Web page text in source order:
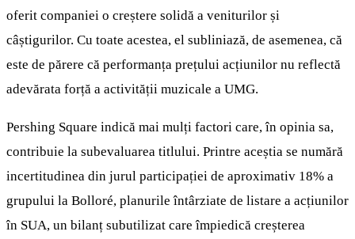
oferit companiei o creștere solidă a veniturilor și
câștigurilor. Cu toate acestea, el subliniază, de asemenea, că
este de părere că performanța prețului acțiunilor nu reflectă
adevărata forță a activității muzicale a UMG.
Pershing Square indică mai mulți factori care, în opinia sa,
contribuie la subevaluarea titlului. Printre aceștia se numără
incertitudinea din jurul participației de aproximativ 18% a
grupului la Bolloré, planurile întârziate de listare a acțiunilor
în SUA, un bilanț subutilizat care împiedică creșterea